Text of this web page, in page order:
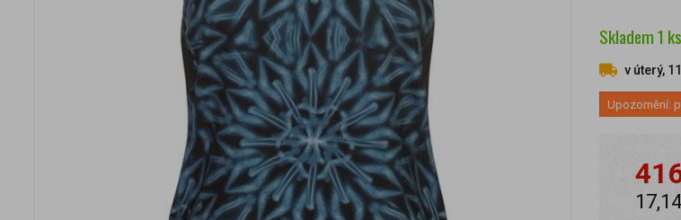
Skladem1 ks
v úterý,
Upozornění: